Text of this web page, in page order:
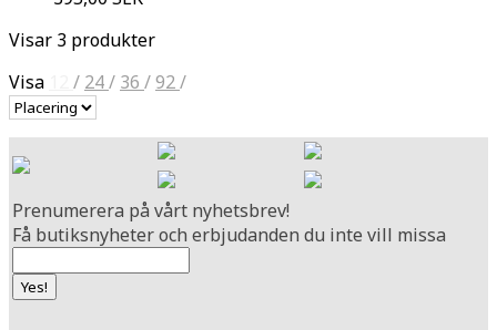
Visar 3 produkter
Visa
/ 24/ 36 /92/
Prenumerera på vårt nyhetsbrev!
Få butiksnyheter och erbjudanden du inte vill missa